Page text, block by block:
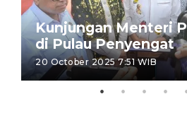
Kunjungan Menteri
di Pulau Penyengat
20 October 2025 7:51 WIB